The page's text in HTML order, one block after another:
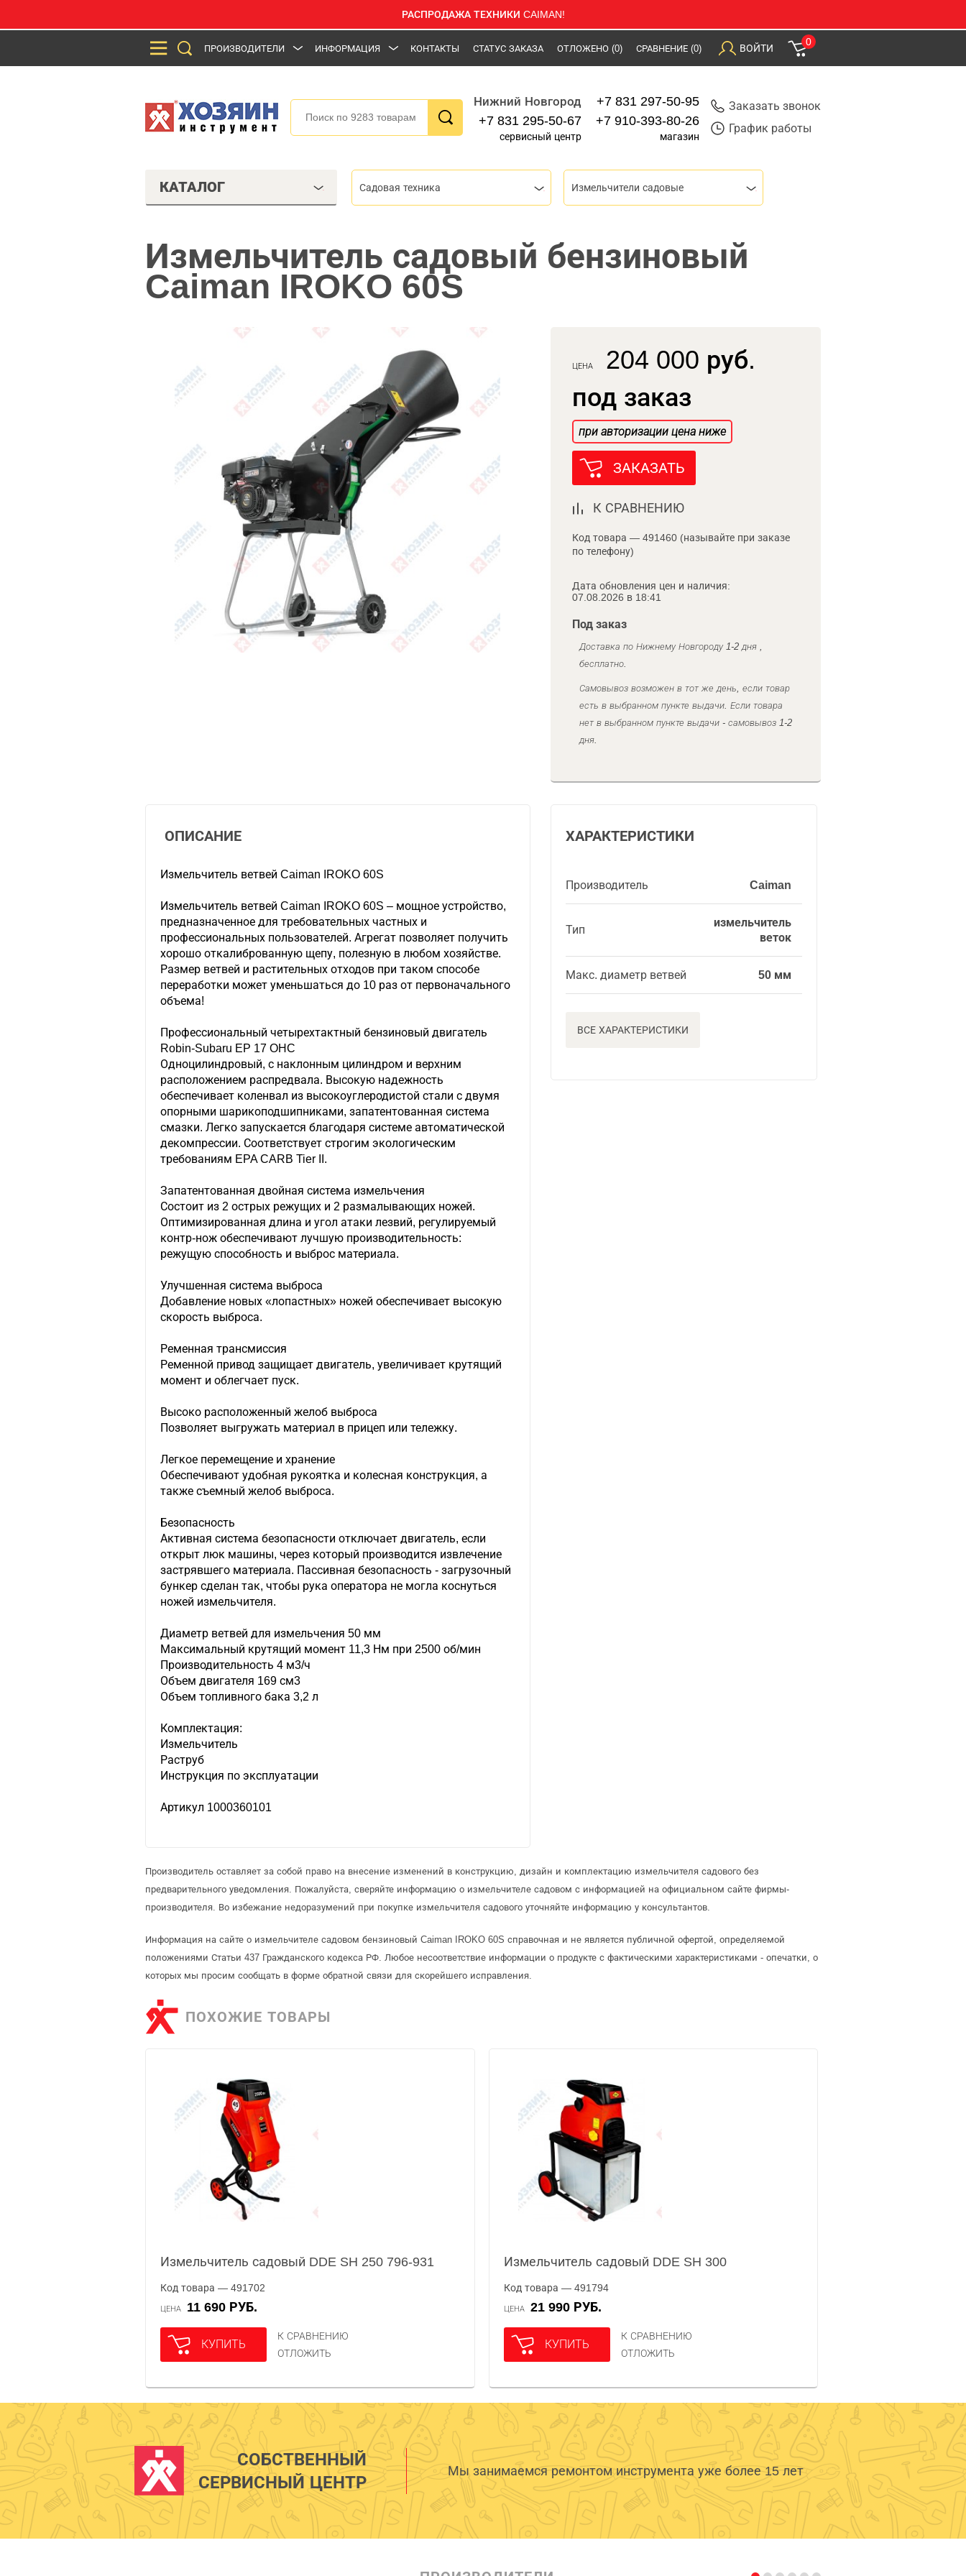
РАСПРОДАЖА ТЕХНИКИ CAIMAN!
ПРОИЗВОДИТЕЛИ ИНФОРМАЦИЯ КОНТАКТЫ СТАТУС ЗАКАЗА ОТЛОЖЕНО (0) СРАВНЕНИЕ (0) ВОЙТИ
0
Нижний Новгород
+7 831 295-50-67
сервисный центр
+7 831 297-50-95
+7 910-393-80-26
магазин
Заказать звонок
График работы
КАТАЛОГ Садовая техника Измельчители садовые
Измельчитель садовый бензиновый
Caiman IROKO 60S
ЦЕНА
204 000 руб.
под заказ
при авторизации цена ниже
ЗАКАЗАТЬ
К СРАВНЕНИЮ
Код товара — 491460 (называйте при заказе
по телефону)
Дата обновления цен и наличия:
07.08.2026 в 18:41
Под заказ
Доставка по Нижнему Новгороду 1-2 дня ,
бесплатно.
Самовывоз возможен в тот же день, если товар
есть в выбранном пункте выдачи. Если товара
нет в выбранном пункте выдачи - самовывоз 1-2
дня.
ХАРАКТЕРИСТИКИ
Производитель Caiman
Тип
измельчитель
веток
Макс. диаметр ветвей 50 мм
ВСЕ ХАРАКТЕРИСТИКИ
ОПИСАНИЕ
Измельчитель ветвей Caiman IROKO 60S
Измельчитель ветвей Caiman IROKO 60S – мощное устройство,
предназначенное для требовательных частных и
профессиональных пользователей. Агрегат позволяет получить
хорошо откалиброванную щепу, полезную в любом хозяйстве.
Размер ветвей и растительных отходов при таком способе
переработки может уменьшаться до 10 раз от первоначального
объема!
Профессиональный четырехтактный бензиновый двигатель
Robin-Subaru EP 17 OHC
Одноцилиндровый, с наклонным цилиндром и верхним
расположением распредвала. Высокую надежность
обеспечивает коленвал из высокоуглеродистой стали с двумя
опорными шарикоподшипниками, запатентованная система
смазки. Легко запускается благодаря системе автоматической
декомпрессии. Соответствует строгим экологическим
требованиям EPA CARB Tier II.
Запатентованная двойная система измельчения
Состоит из 2 острых режущих и 2 размалывающих ножей.
Оптимизированная длина и угол атаки лезвий, регулируемый
контр-нож обеспечивают лучшую производительность:
режущую способность и выброс материала.
Улучшенная система выброса
Добавление новых «лопастных» ножей обеспечивает высокую
скорость выброса.
Ременная трансмиссия
Ременной привод защищает двигатель, увеличивает крутящий
момент и облегчает пуск.
Высоко расположенный желоб выброса
Позволяет выгружать материал в прицеп или тележку.
Легкое перемещение и хранение
Обеспечивают удобная рукоятка и колесная конструкция, а
также съемный желоб выброса.
Безопасность
Активная система безопасности отключает двигатель, если
открыт люк машины, через который производится извлечение
застрявшего материала. Пассивная безопасность - загрузочный
бункер сделан так, чтобы рука оператора не могла коснуться
ножей измельчителя.
Диаметр ветвей для измельчения 50 мм
Максимальный крутящий момент 11,3 Нм при 2500 об/мин
Производительность 4 м3/ч
Объем двигателя 169 см3
Объем топливного бака 3,2 л
Комплектация:
Измельчитель
Раструб
Инструкция по эксплуатации
Артикул 1000360101
Производитель оставляет за собой право на внесение изменений в конструкцию, дизайн и комплектацию измельчителя садового без
предварительного уведомления. Пожалуйста, сверяйте информацию о измельчителе садовом с информацией на официальном сайте фирмы-
производителя. Во избежание недоразумений при покупке измельчителя садового уточняйте информацию у консультантов.
Информация на сайте о измельчителе садовом бензиновый Caiman IROKO 60S справочная и не является публичной офертой, определяемой
положениями Статьи 437 Гражданского кодекса РФ. Любое несоответствие информации о продукте с фактическими характеристиками - опечатки, о
которых мы просим сообщать в форме обратной связи для скорейшего исправления.
ПОХОЖИЕ ТОВАРЫ
Измельчитель садовый DDE SH 250 796-931
Код товара — 491702
ЦЕНА 11 690 РУБ.
КУПИТЬ
К СРАВНЕНИЮ
ОТЛОЖИТЬ
Измельчитель садовый DDE SH 300
Код товара — 491794
ЦЕНА 21 990 РУБ.
КУПИТЬ
К СРАВНЕНИЮ
ОТЛОЖИТЬ
СОБСТВЕННЫЙ
СЕРВИСНЫЙ ЦЕНТР
Мы занимаемся ремонтом инструмента уже более 15 лет